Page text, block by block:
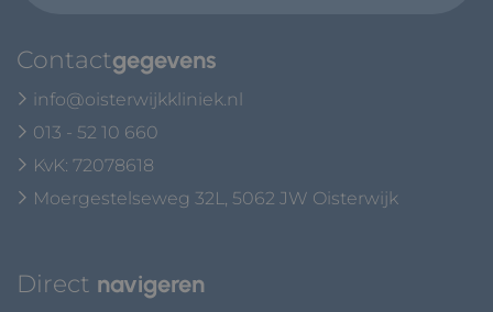
Contactgegevens
info@oisterwijkkliniek.nl
013 - 52 10 660
KvK: 72078618
Moergestelseweg 32L, 5062 JW Oisterwijk
Direct navigeren